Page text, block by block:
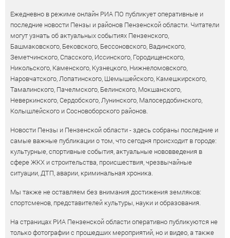
Ежедневно в режиме онлайн РИА ПО публикует оперативные и
последние новости Пензы и районов Пензенской области. Читатели
могут узнать об актуальных событиях Пензенского,
Башмаковского, Бековского, Бессоновского, Вадинского,
Земетчинского, Спасского, Иссинского, Городищенского,
Никольского, Каменского, Кузнецкого, Нижнеломовского,
Наровчатского, Лопатинского, Шемышейского, Камешкирского,
Тамалинского, Пачелмского, Белинского, Мокшанского,
Неверкинского, Сердобского, Лунинского, Малосердобинского,
Колышлейского и Сосновоборского районов.
Новости Пензы и Пензенской области - здесь собраны последние и
самые важные публикации о том, что сегодня происходит в городе:
культурные, спортивные события, актуальные нововведения в
сфере ЖКХ и строительства, происшествия, чрезвычайные
ситуации, ДТП, аварии, криминальная хроника.
Мы также не оставляем без внимания достижения земляков:
спортсменов, представителей культуры, науки и образования.
На страницах РИА Пензенской области оперативно публикуются не
только фотографии с прошедших мероприятий, но и видео, а также